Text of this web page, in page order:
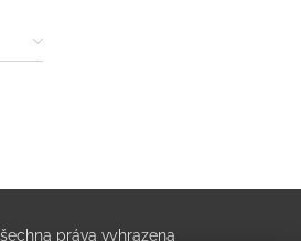
práva vyhrazena